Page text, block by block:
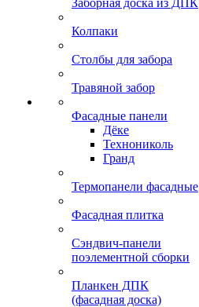
Заборная доска из ДПК
Колпаки
Столбы для забора
Травяной забор
Фасадные панели
Дёке
Технониколь
Гранд
Термопанели фасадные
Фасадная плитка
Сэндвич-панели
поэлементной сборки
Планкен ДПК
(фасадная доска)